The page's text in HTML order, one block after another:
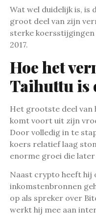
Wat wel duidelijk is, is
groot deel van zijn
sterke
2017.
Hoe het
Taihuttu is
Het grootste deel van
komt voort uit zijn
Door volledig in te
koers relatief laag
enorme groei die later
Naast crypto heeft hij
inkomstenbronnen
op als spreker over
werkt hij mee aan